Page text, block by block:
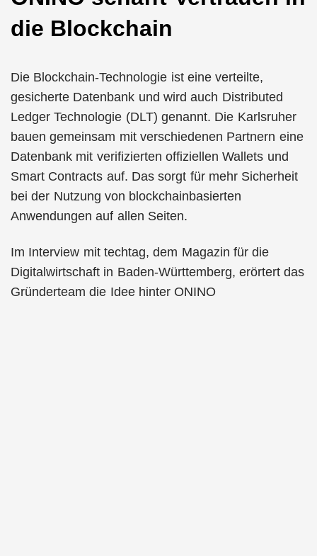
die Blockchain
Die Blockchain-Technologie ist eine verteilte,
gesicherte Datenbank und wird auch Distributed
Ledger Technologie (DLT) genannt. Die Karlsruher
bauen gemeinsam mit verschiedenen Partnern eine
Datenbank mit verifizierten offiziellen Wallets und
Smart Contracts auf. Das sorgt für mehr Sicherheit
bei der Nutzung von blockchainbasierten
Anwendungen auf allen Seiten.
Im Interview mit techtag, dem Magazin für die
Digitalwirtschaft in Baden-Württemberg, erörtert das
Gründerteam die Idee hinter ONINO